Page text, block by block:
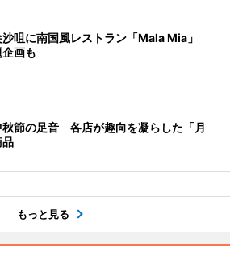
沙咀に南国風レストラン「Mala Mia」
画も
秋節の足音 各店が趣向を凝らした「月
品
もっと見る